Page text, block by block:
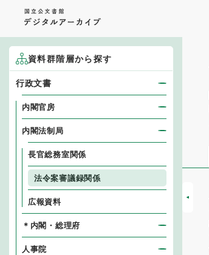
資料群階層から探す
行政文書
内閣官房
内閣法制局
長官総務室関係
法令案審議録関係
広報資料
＊内閣・総理府
人事院